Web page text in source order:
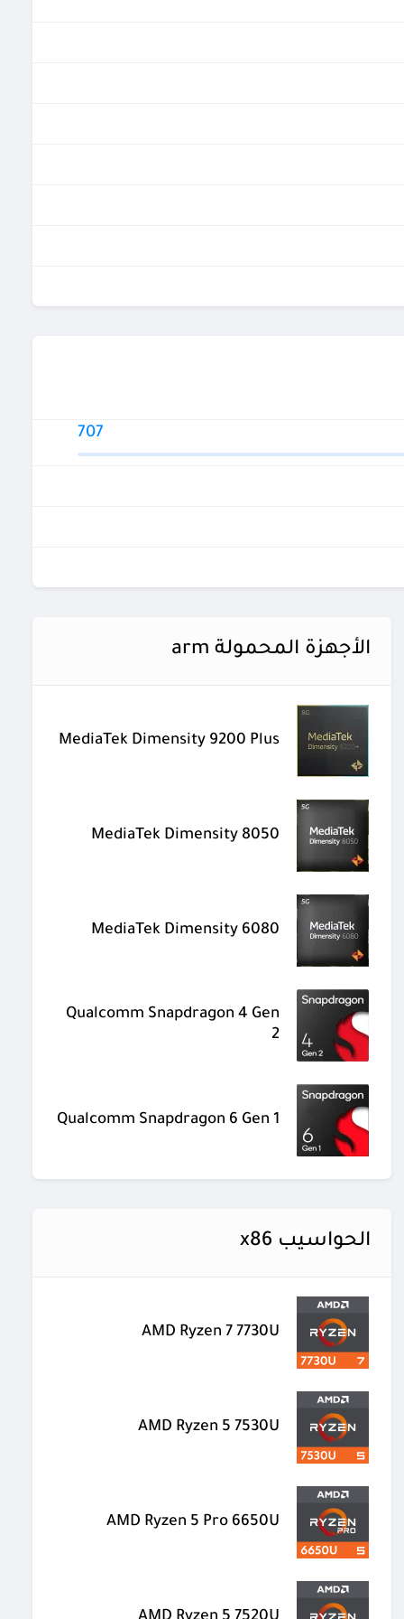
707
الأجهزة المحمولة arm
MediaTek Dimensity 9200 Plus
MediaTek Dimensity 8050
MediaTek Dimensity 6080
Qualcomm Snapdragon 4 Gen
2
Qualcomm Snapdragon 6 Gen 1
الحواسيب x86
AMD Ryzen 7 7730U
AMD Ryzen 5 7530U
AMD Ryzen 5 Pro 6650U